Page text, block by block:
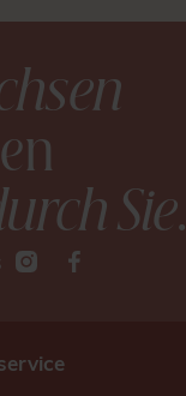
Sie.